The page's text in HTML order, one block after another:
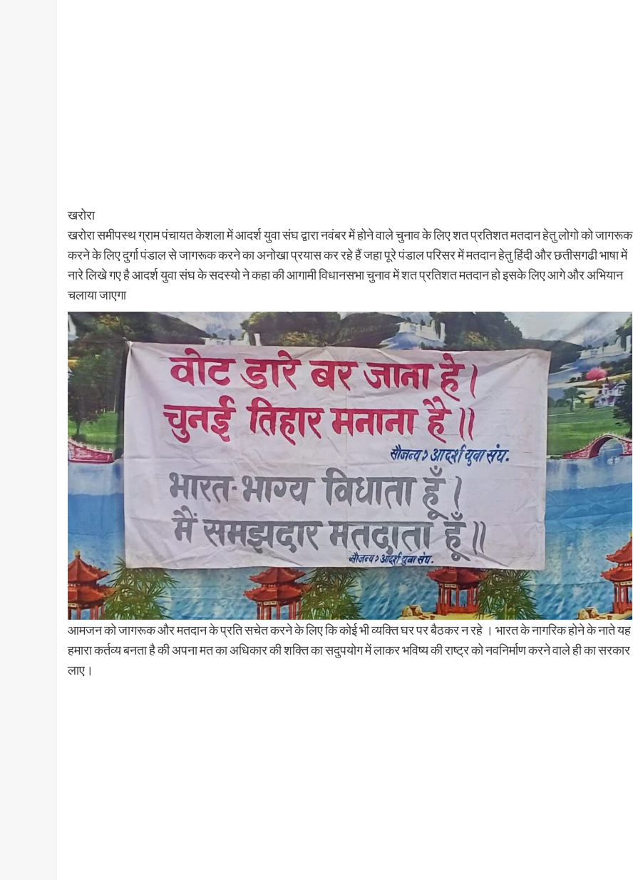
खरोरा
खरोरा समीपस्थ ग्राम पंचायत केशला में आदर्श युवा संघ द्वारा नवंबर में होने वाले चुनाव के लिए शत प्रतिशत मतदान हेतु लोगो को जागरूक
करने के लिए दुर्गा पंडाल से जागरूक करने का अनोखा प्रयास कर रहे हैं जहा पूरे पंडाल परिसर में मतदान हेतु हिंदी और छतीसगढी भाषा में
नारे लिखे गए है आदर्श युवा संघ के सदस्यो ने कहा की आगामी विधानसभा चुनाव में शत प्रतिशत मतदान हो इसके लिए आगे और अभियान
चलाया जाएगा
आमजन को जागरूक और मतदान के प्रति सचेत करने के लिए कि कोई भी व्यक्ति घर पर बैठकर न रहे । भारत के नागरिक होने के नाते यह
हमारा कर्तव्य बनता है की अपना मत का अधिकार की शक्ति का सदुपयोग में लाकर भविष्य की राष्ट्र को नवनिर्माण करने वाले ही का सरकार
लाए।